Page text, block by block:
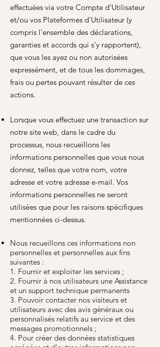
effectuées via votre Compte d'Utilisateur
et/ou vos Plateformes d'Utilisateur (y
compris l'ensemble des déclarations,
garanties et accords qui s'y rapportent),
que vous les ayez ou non autorisées
expressément, et de tous les dommages,
frais ou pertes pouvant résulter de ces
actions.
Lorsque vous effectuez une transaction sur
notre site web, dans le cadre du
processus, nous recueillons les
informations personnelles que vous nous
donnez, telles que votre nom, votre
adresse et votre adresse e-mail. Vos
informations personnelles ne seront
utilisées que pour les raisons spécifiques
mentionnées ci-dessus.
Nous recueillons ces informations non
personnelles et personnelles aux fins
suivantes :
1. Fournir et exploiter les services ;
2. Fournir à nos utilisateurs une Assistance
et un support technique permanents
3. Pouvoir contacter nos visiteurs et
utilisateurs avec des avis généraux ou
personnalisés relatifs au service et des
messages promotionnels ;
4. Pour créer des données statistiques